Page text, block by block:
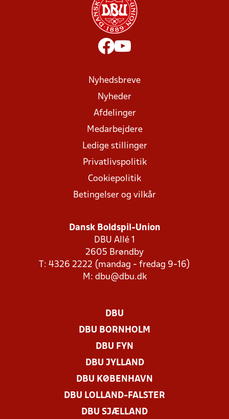
Nyhedsbreve
Nyheder
Afdelinger
Medarbejdere
Ledige stillinger
Privatlivspolitik
Cookiepolitik
Betingelser og vilkår
Dansk Boldspil-Union
DBU Allé 1
2605 Brøndby
T: 4326 2222 (mandag - fredag 9-16)
M: dbu@dbu.dk
DBU
DBU BORNHOLM
DBU FYN
DBU JYLLAND
DBU KØBENHAVN
DBU LOLLAND-FALSTER
DBU SJÆLLAND